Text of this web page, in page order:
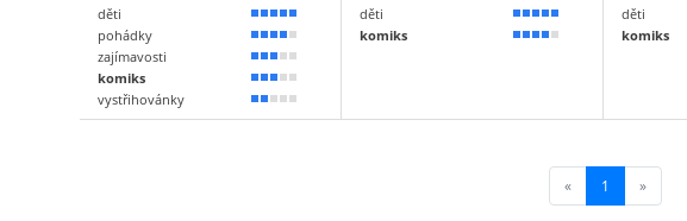
děti
100 %
pohádky
80 %
zajímavosti
60 %
komiks
50 %
vystřihovánky
30 %
děti
100 %
komiks
80 %
děti
komiks
« 1 (current)
»